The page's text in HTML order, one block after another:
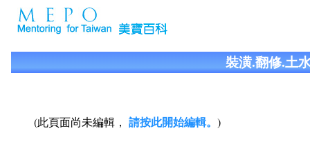
裝潢.翻修.土
(此頁面尚未編輯， 請按此開始編輯。 )